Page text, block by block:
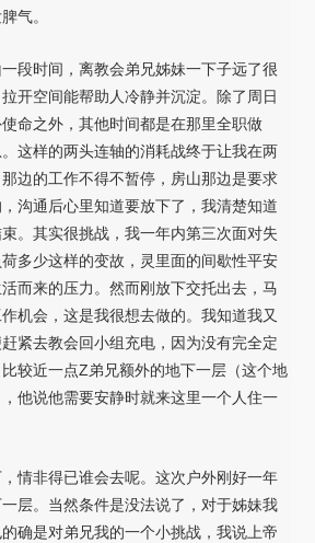
气。
段时间，离教会弟兄姊妹一下子远了很
开空间能帮助人冷静并沉淀。除了周日
命之外，其他时间都是在那里全职做
这样的两头连轴的消耗战终于让我在两
边的工作不得不暂停，房山那边是要求
沟通后心里知道要放下了，我清楚知道
。其实很挑战，我一年内第三次面对失
多少这样的变故，灵里面的间歇性平安
而来的压力。然而刚放下交托出去，马
机会，这是我很想去做的。我知道我又
紧去教会回小组充电，因为没有完全定
较近一点Z弟兄额外的地下一层（这个地
他说他需要安静时就来这里一个人住一
情非得已谁会去呢。这次户外刚好一年
层。当然条件是没法说了，对于姊妹我
确是对弟兄我的一个小挑战，我说上帝